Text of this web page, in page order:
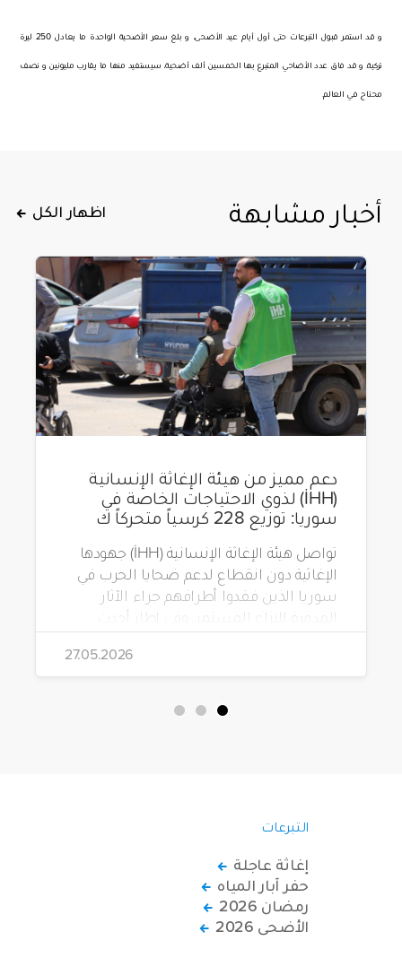
و قد استمر قبول التبرعات حتى أول أيام عيد الأضحى، و بلغ سعر الأضحية الواحدة ما يعادل250 ليرة
تركية. و قد فاق عدد الأضاحي المتبرع بها الخمسين ألف أضحية، سيستفيد منها ما يقارب مليونين و نصف
محتاج في العالم.
أخبار مشابهة اظهار الكل
دعم مميز من هيئة الإغاثة الإنسانية
(İHH) لذوي الاحتياجات الخاصة في
سوريا: توزيع 228 كرسياً متحركاً ك
تواصل هيئة الإغاثة الإنسانية (İHH) جهودها
الإغاثية دون انقطاع لدعم ضحايا الحرب في
سوريا الذين فقدوا أطرافهم جراء الآثار
المدمرة للنزاع المستمر. وفي إطار أحدث
مشاريعها، قامت الهيئة بتوزيع 228 كرسياً
متحركاً كهربائياً على أشخاص من ذوي
الاحتياجات الخاصة يعيشون في ظروف
قاسية بمناطق دمشق، وحلب، وحماة،
27.05.2026
التبرعات
إغاثة عاجلة
حفر آبار المياه
رمضان 2026
الأضحى 2026